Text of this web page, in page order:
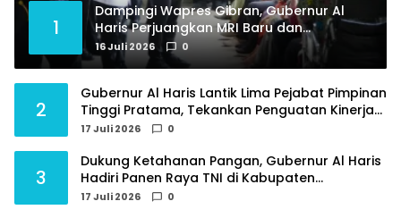
1
Dampingi Wapres Gibran, Gubernur Al
Haris Perjuangkan MRI Baru dan
Tambahan Dokter Spesialis untuk RSUD
Raden Mattaher
16 Juli 2026 0
2
Gubernur Al Haris Lantik Lima Pejabat Pimpinan
Tinggi Pratama, Tekankan Penguatan Kinerja
dan Integritas
17 Juli 2026 0
3
Dukung Ketahanan Pangan, Gubernur Al Haris
Hadiri Panen Raya TNI di Kabupaten
Tanjungjabung Timur
17 Juli 2026 0